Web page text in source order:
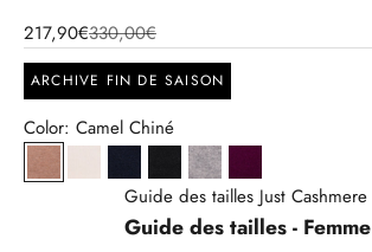
217,90€330,00€
ARCHIVE FIN DE SAISON
Color: Camel Chiné
Camel Chiné
IvoireNavyNoir Nuage Chiné
Prune
Guide des tailles Just Cashmere
Guide des tailles - Femme